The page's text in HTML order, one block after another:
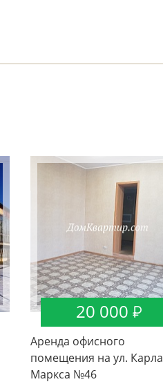
20 000
Аренда офисного
помещения на ул. Карла
Маркса №46